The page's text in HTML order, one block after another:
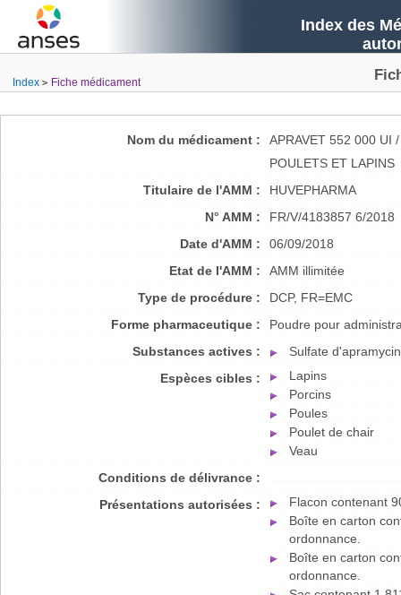
Index des
Index Fiche médicament
Nom du médicament :
APRAVET 552 000 UI
POULETS ET LAPINS
Titulaire de l'AMM :
HUVEPHARMA
N° AMM :
FR/V/4183857 6/2018
Date d'AMM :
06/09/2018
Etat de l'AMM :
AMM illimitée
Type de procédure :
DCP, FR=EMC
Forme pharmaceutique :
Poudre pour
Substances actives :
Sulfate
Espèces cibles :
Lapins
Porcins
Poules
Poulet de chair
Veau
Conditions de délivrance :
Présentations autorisées :
Flacon contenant
Boîte en carton
ordonnance.
Boîte en carton
ordonnance.